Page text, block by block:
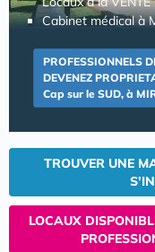
Cabinet médical à
PROFESSIONNELS
DEVENEZ
Cap sur le SUD, à
TROUVER UNE
LOCAUX